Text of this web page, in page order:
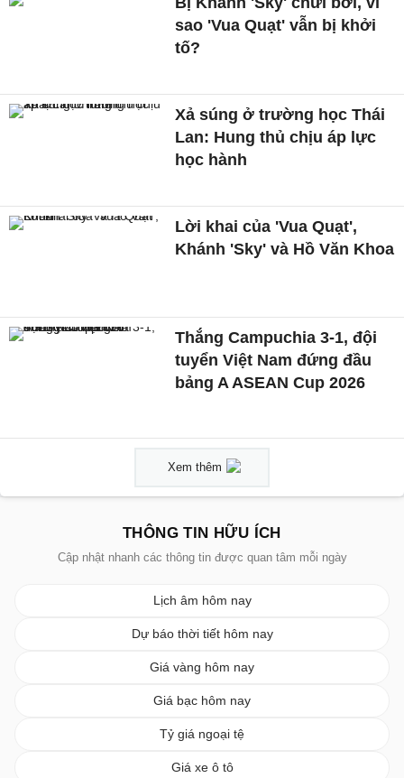
sao 'Vua Quạt' vẫn bị khởi
tố?
Xả súng ở trường học Thái
Lan: Hung thủ chịu áp lực
học hành
Lời khai của 'Vua Quạt',
Khánh 'Sky' và Hồ Văn Khoa
Thắng Campuchia 3-1, đội
tuyển Việt Nam đứng đầu
bảng A ASEAN Cup 2026
Xem thêm
THÔNG TIN HỮU ÍCH
Cập nhật nhanh các thông tin được quan tâm mỗi ngày
Lịch âm hôm nay
Dự báo thời tiết hôm nay
Giá vàng hôm nay
Giá bạc hôm nay
Tỷ giá ngoại tệ
Giá xe ô tô